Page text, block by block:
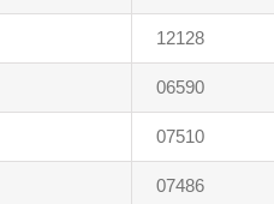
12128
06590
07510
07486